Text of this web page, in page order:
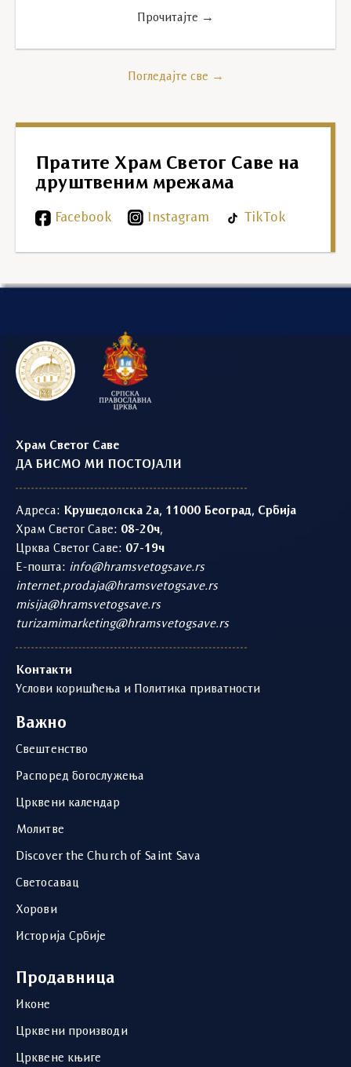
Прочитајте →
Погледајте све →
Пратите Храм Светог Саве на
друштвеним мрежама
Facebook Instagram TikTok
Храм Светог Саве
ДА БИСМО МИ ПОСТОЈАЛИ
Адреса: Крушедолска 2а, 11000 Београд, Србија
Храм Светог Саве: 08-20ч,
Црква Светог Саве: 07-19ч
Е-пошта: info@hramsvetogsave.rs
internet.prodaja@hramsvetogsave.rs
misija@hramsvetogsave.rs
turizamimarketing@hramsvetogsave.rs
Контакти
Услови коришћења и Политика приватности
Важно
Свештенство
Распоред богослужења
Црквени календар
Молитве
Discover the Church of Saint Sava
Светосавац
Хорови
Историја Србије
Продавница
Иконе
Црквени производи
Црквене књиге